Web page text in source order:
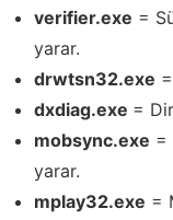
verifier.exe =
yarar.
drwtsn32.exe
dxdiag.exe =
mobsync.exe =
yarar.
mplay32.exe =